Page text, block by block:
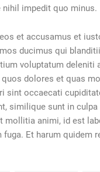
nihil impedit quo minus.
et accusamus et
ducimus qui
voluptatum deleniti
dolores et quas
sint occaecati
similique sunt in
mollitia animi, id est
fuga. Et harum quidem